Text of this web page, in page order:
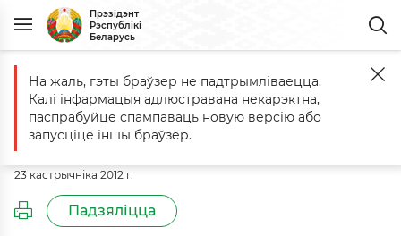
Прэзідэнт
Рэспублікі
Беларусь
Галоўная Падзеі Каментары да Указа № 488 ад 23 кастрычніка
Каментары да Указа № 488 ад 23
кастрычніка 2012 г.
23 кастрычніка 2012 г.
Падзяліцца
На жаль, гэты браўзер не падтрымліваецца.
Калі інфармацыя адлюстравана некарэктна,
паспрабуйце спампаваць новую версію або
запусціце іншы браўзер.